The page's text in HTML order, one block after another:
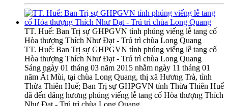
TT. Huế: Ban Trị sự GHPGVN tỉnh phúng viếng lễ tang cố
Hòa thượng Thích Như Đạt - Trú trì chùa Long Quang
TT. Huế: Ban Trị sự GHPGVN tỉnh phúng viếng lễ tang cố
Hòa thượng Thích Như Đạt - Trú trì chùa Long Quang
Sáng ngày 01 tháng 03 năm 2015 nhằm ngày 11 tháng 01
năm Ất Mùi, tại chùa Long Quang, thị xã Hương Trà, tỉnh
Thừa Thiên Huế; Ban Trị sự GHPGVN tỉnh Thừa Thiên Huế
đã đến dâng hương phúng viếng lễ tang cố Hòa thượng Thích